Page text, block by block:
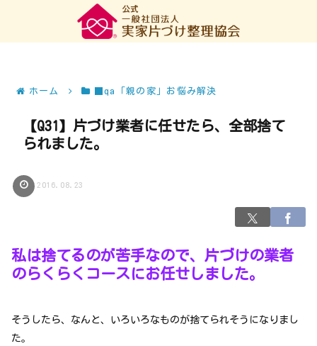
ホーム ■qa「親の家」お悩み解決
【Q31】片づけ業者に任せたら、全部捨て
られました。
2016.08.23
私は捨てるのが苦手なので、片づけの業者
のらくらくコースにお任せしました。
そうしたら、なんと、いろいろなものが捨てられそうになりまし
た。